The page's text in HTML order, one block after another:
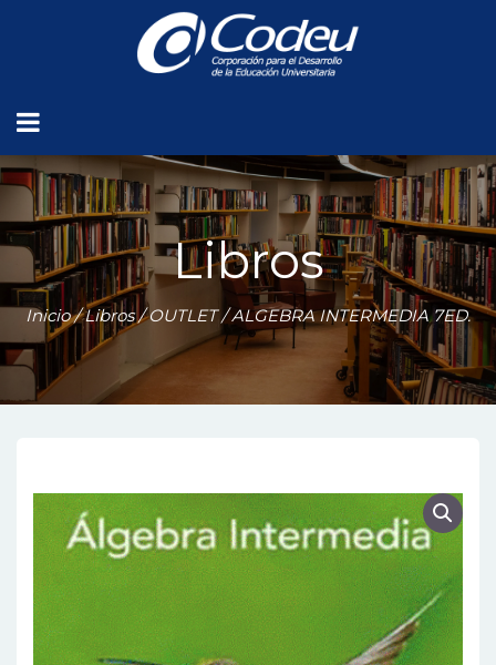
Libros
Inicio/Libros/OUTLET/ ALGEBRA INTERMEDIA 7ED.